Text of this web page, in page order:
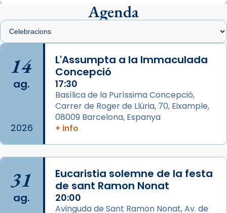
presidit aquest 27 de juliol la missa de Les
Santes de Mataró.
🔗
📸 J. Merino
Photo
View on Facebook ·
Arquebisbat de Barcelonais at Catedral
de Barcelona.
2 weeks ago
comitè organitzador de la visita apostòlica
del Sant Pare Lleó XIV a Barcelona, i als
col·laboradors, a la Catedral de Barcelona.
Agenda
14
ag.
2026
L'Assumpta a la Immaculada
Concepció
17:30
Basílica de la Puríssima Concepció,
Carrer de Roger de Llúria, 70, Eixample,
08009 Barcelona, Espanya
+ info
31
ag.
Eucaristia solemne de la festa
de sant Ramon Nonat
20:00
Avinguda de Sant Ramon Nonat, Av. de